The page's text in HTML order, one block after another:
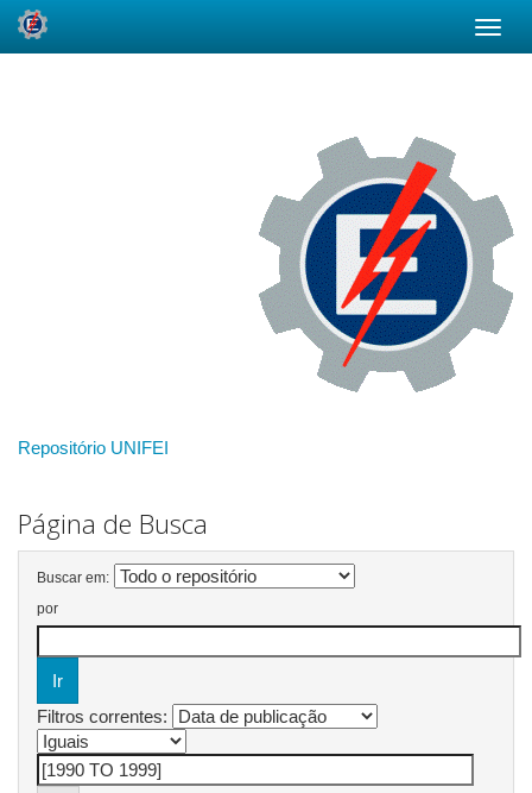
Repositório UNIFEI
Página de Busca
Buscar em:
por
Filtros correntes: